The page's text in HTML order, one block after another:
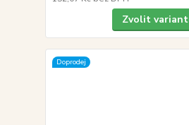
Zvolit
Doprodej